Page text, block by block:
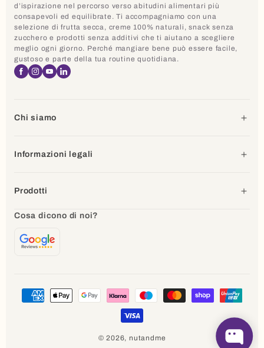
d’ispirazione nel percorso verso abitudini alimentari più
consapevoli ed equilibrate. Ti accompagniamo con una
selezione di frutta secca, creme 100% naturali, snack senza
zucchero e prodotti senza additivi che ti aiutano a scegliere
meglio ogni giorno. Perché mangiare bene può essere facile,
gustoso e parte della tua routine quotidiana.
Facebook
Instagram
YouTube
Linkedin
Chi siamo
Informazioni legali
Prodotti
Cosa dicono di noi?
Metodi
di
© 2026, nutandme